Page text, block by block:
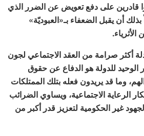
قادرين على دفع تعويض عن الضرر الذي
أن يقبل الضعفاء بـ«العبوديّة»
أكثر صرامة من العقد الاجتماعي لجون
الوحيد للدولة هو الدفاع عن حقوق
وما قد يريدون فعله بتلك الممتلكات
الرعاية الاجتماعية، ويساوي الضرائب
غير الحكومية لتعزيز قدر أكبر من